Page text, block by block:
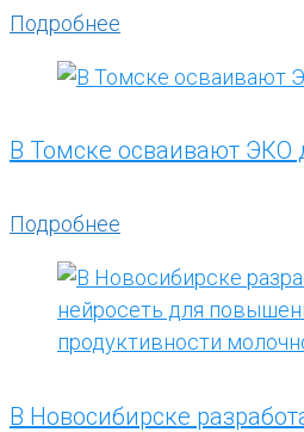
Подробнее
В Томске осваивают ЭКО
Подробнее
В Новосибирске